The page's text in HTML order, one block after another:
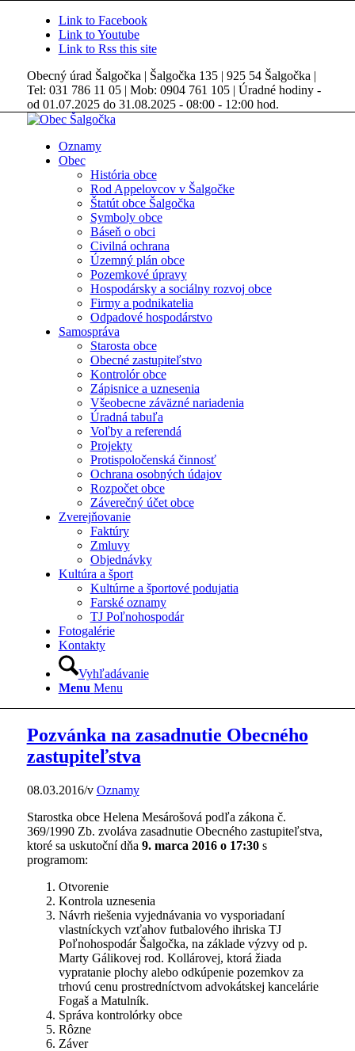
Link to Facebook
Link to Youtube
Link to Rss this site
Obecný úrad Šalgočka | Šalgočka 135 | 925 54 Šalgočka |
Tel: 031 786 11 05 | Mob: 0904 761 105 | Úradné hodiny -
od 01.07.2025 do 31.08.2025 - 08:00 - 12:00 hod.
Oznamy
Obec
História obce
Rod Appelovcov v Šalgočke
Štatút obce Šalgočka
Symboly obce
Báseň o obci
Civilná ochrana
Územný plán obce
Pozemkové úpravy
Hospodársky a sociálny rozvoj obce
Firmy a podnikatelia
Odpadové hospodárstvo
Samospráva
Starosta obce
Obecné zastupiteľstvo
Kontrolór obce
Zápisnice a uznesenia
Všeobecne záväzné nariadenia
Úradná tabuľa
Voľby a referendá
Projekty
Protispoločenská činnosť
Ochrana osobných údajov
Rozpočet obce
Záverečný účet obce
Zverejňovanie
Faktúry
Zmluvy
Objednávky
Kultúra a šport
Kultúrne a športové podujatia
Farské oznamy
TJ Poľnohospodár
Fotogalérie
Kontakty
Vyhľadávanie
Menu Menu
Pozvánka na zasadnutie Obecného
zastupiteľstva
08.03.2016/v Oznamy
Starostka obce Helena Mesárošová podľa zákona č.
369/1990 Zb. zvoláva zasadnutie Obecného zastupiteľstva,
ktoré sa uskutoční dňa 9. marca 2016 o 17:30s
programom:
Otvorenie
Kontrola uznesenia
Návrh riešenia vyjednávania vo vysporiadaní
vlastníckych vzťahov futbalového ihriska TJ
Poľnohospodár Šalgočka, na základe výzvy od p.
Marty Gálikovej rod. Kollárovej, ktorá žiada
vypratanie plochy alebo odkúpenie pozemkov za
trhovú cenu prostredníctvom advokátskej kancelárie
Fogaš a Matulník.
Správa kontrolórky obce
Rôzne
Záver